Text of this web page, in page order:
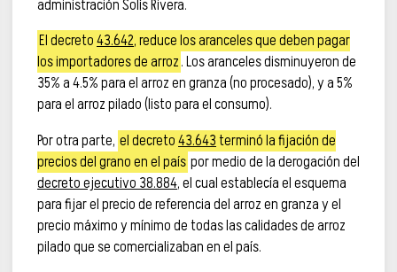
administración Solís Rivera.
El decreto43.642, reduce los aranceles que deben pagar
los importadores de arroz. Los aranceles disminuyeron de
35% a 4.5% para el arroz en granza (no procesado), y a 5%
para el arroz pilado (listo para el consumo).
Por otra parte, el decreto43.643terminó la fijación de
precios del grano en el país por medio de la derogación del
decreto ejecutivo 38.884, el cual establecía el esquema
para fijar el precio de referencia del arroz en granza y el
precio máximo y mínimo de todas las calidades de arroz
pilado que se comercializaban en el país.